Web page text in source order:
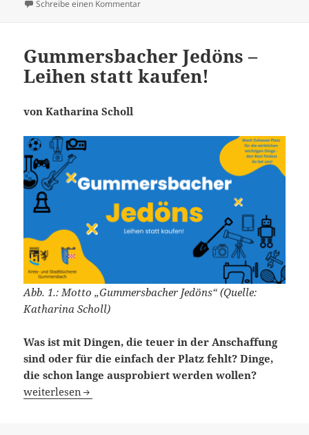
am
Schreibe einen Kommentarzu Rekonstruktion der alten Kölner
Gummersbacher Jedöns –
Leihen statt kaufen!
von Katharina Scholl
Abb. 1.: Motto „Gummersbacher Jedöns“ (Quelle:
Katharina Scholl)
Was ist mit Dingen, die teuer in der Anschaffung
sind oder für die einfach der Platz fehlt? Dinge,
die schon lange ausprobiert werden wollen?
Gummersbacher Jedöns – Leihen statt kaufen!
weiterlesen